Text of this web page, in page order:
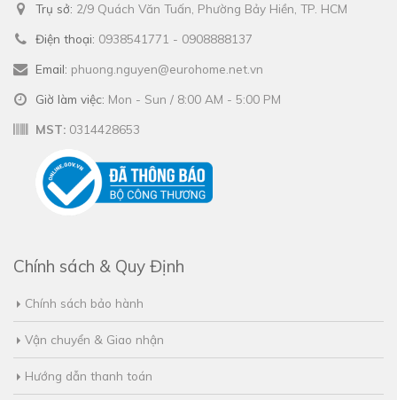
Trụ sở: 2/9 Quách Văn Tuấn, Phường Bảy Hiền, TP. HCM
Điện thoại: 0938541771 - 0908888137
Email: phuong.nguyen@eurohome.net.vn
Giờ làm việc: Mon - Sun / 8:00 AM - 5:00 PM
MST: 0314428653
Chính sách & Quy Định
Chính sách bảo hành
Vận chuyển & Giao nhận
Hướng dẫn thanh toán